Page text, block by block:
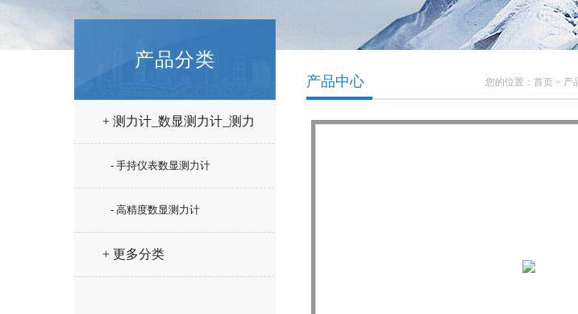
产品分类
+ 测力计_数显测力计_测力
- 手持仪表数显测力计
- 高精度数显测力计
+ 更多分类
您的位置： 首页 > 产
产品中心